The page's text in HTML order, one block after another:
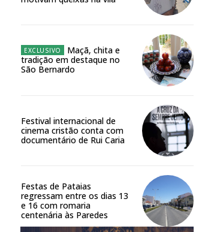
Maçã, chita e
tradição em destaque no
São Bernardo
Festival internacional de
cinema cristão conta com
documentário de Rui Caria
Festas de Pataias
regressam entre os dias 13
e 16 com romaria
centenária às Paredes